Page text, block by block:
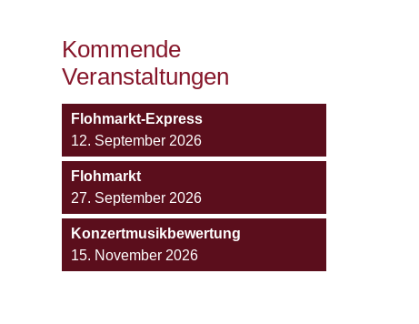
Kommende
Veranstaltungen
Flohmarkt-Express
12. September 2026
Flohmarkt
27. September 2026
Konzertmusikbewertung
15. November 2026